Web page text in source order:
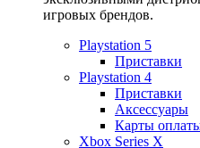
игровых брендов.
Playstation 5
Приставки
Playstation 4
Приставки
Аксессуары
Карты
Xbox Series X